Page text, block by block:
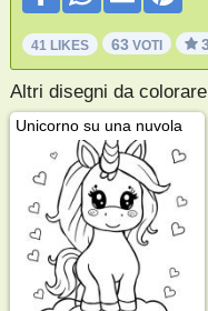
41 LIKES 63 VOTI
Altri disegni da
Unicorno su una nuvola